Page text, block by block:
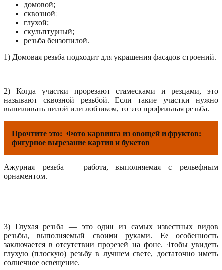
домовой;
сквозной;
глухой;
скульптурный;
резьба бензопилой.
1) Домовая резьба подходит для украшения фасадов строений.
2) Когда участки прорезают стамесками и резцами, это
называют сквозной резьбой. Если такие участки нужно
выпиливать пилой или лобзиком, то это профильная резьба.
Прочтите это: Фото карвинга из овощей и фруктов:
фигурное вырезание картин и букетов
Ажурная резьба – работа, выполняемая с рельефным
орнаментом.
3) Глухая резьба — это один из самых известных видов
резьбы, выполняемый своими руками. Ее особенность
заключается в отсутствии прорезей на фоне. Чтобы увидеть
глухую (плоскую) резьбу в лучшем свете, достаточно иметь
солнечное освещение.